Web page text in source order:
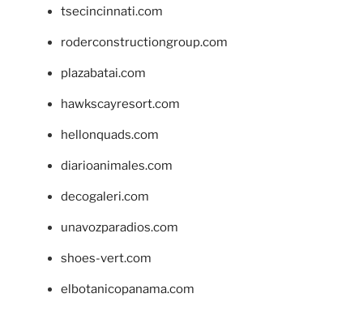
tsecincinnati.com
roderconstructiongroup.com
plazabatai.com
hawkscayresort.com
hellonquads.com
diarioanimales.com
decogaleri.com
unavozparadios.com
shoes-vert.com
elbotanicopanama.com